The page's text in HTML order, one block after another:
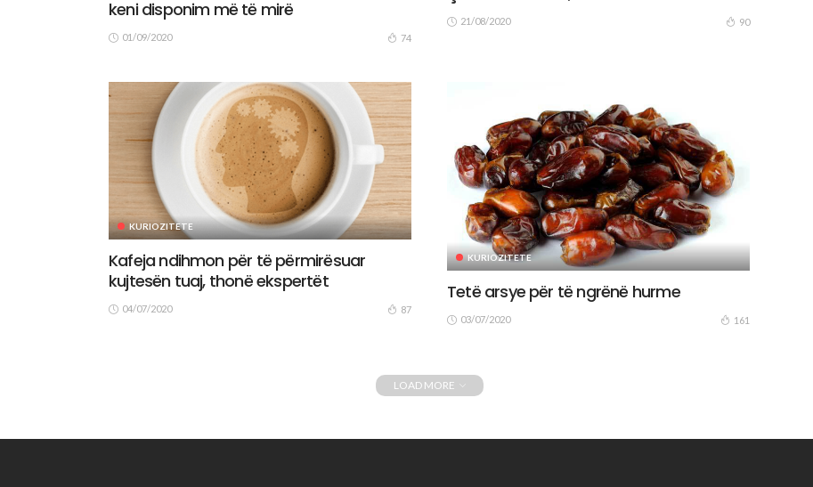
keni disponim më të mirë
01/09/2020 74
21/08/2020 90
KURIOZITETE
Kafeja ndihmon për të përmirësuar
kujtesën tuaj, thonë ekspertët
04/07/2020 87
KURIOZITETE
Tetë arsye për të ngrënë hurme
03/07/2020 161
LOAD MORE